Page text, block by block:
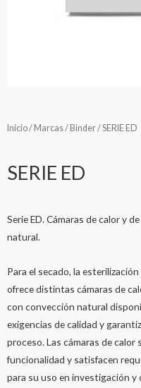
Inicio/ Marcas/ Binder/ SERIE ED
SERIE ED
Serie ED. Cámaras de calor y
natural.
Para el secado, la
ofrece distintas cámaras de
con convección natural
exigencias de calidad y
proceso. Las cámaras de
funcionalidad y satisfacen
para su uso en investigación y